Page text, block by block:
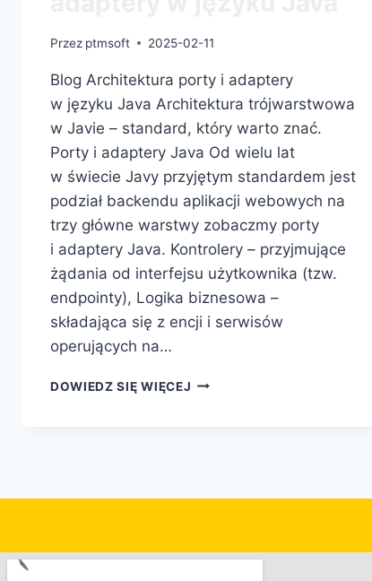
Przez ptmsoft 2025-02-11
Blog Architektura porty i adaptery
w języku Java Architektura trójwarstwowa
w Javie – standard, który warto znać.
Porty i adaptery Java Od wielu lat
w świecie Javy przyjętym standardem jest
podział backendu aplikacji webowych na
trzy główne warstwy zobaczmy porty
i adaptery Java. Kontrolery – przyjmujące
żądania od interfejsu użytkownika (tzw.
endpointy), Logika biznesowa –
składająca się z encji i serwisów
operujących na…
DOWIEDZ SIĘ WIĘCEJ